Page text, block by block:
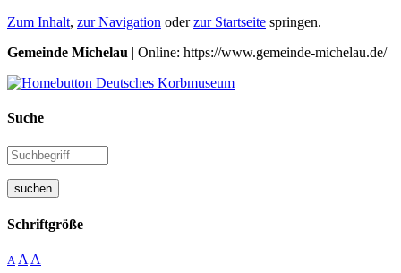
Zum Inhalt, zur Navigation oderzur Startseite springen.
Gemeinde Michelau | Online: https://www.gemeinde-michelau.de/
Suche
suchen
Schriftgröße
A A A